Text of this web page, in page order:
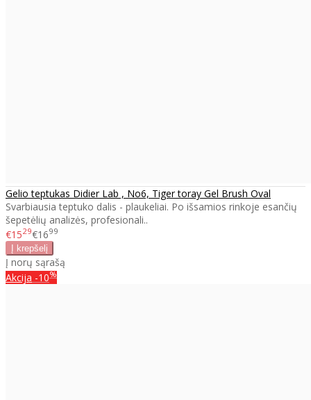
Gelio teptukas Didier Lab , No6, Tiger toray Gel Brush Oval
Svarbiausia teptuko dalis - plaukeliai. Po išsamios rinkoje esančių
šepetėlių analizės, profesionali..
€1529€1699
Į norų sąrašą
Akcija -10%